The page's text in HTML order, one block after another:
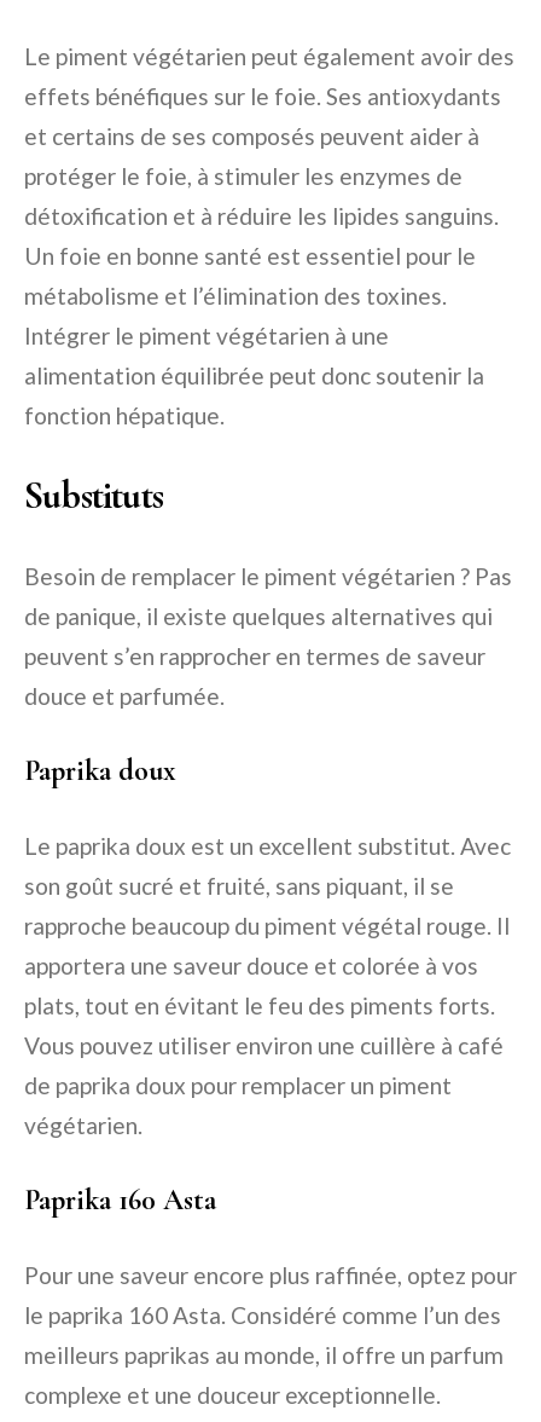
Le piment végétarien peut également avoir des
effets bénéfiques sur le foie. Ses antioxydants
et certains de ses composés peuvent aider à
protéger le foie, à stimuler les enzymes de
détoxification et à réduire les lipides sanguins.
Un foie en bonne santé est essentiel pour le
métabolisme et l’élimination des toxines.
Intégrer le piment végétarien à une
alimentation équilibrée peut donc soutenir la
fonction hépatique.
Substituts
Besoin de remplacer le piment végétarien ? Pas
de panique, il existe quelques alternatives qui
peuvent s’en rapprocher en termes de saveur
douce et parfumée.
Paprika doux
Le paprika doux est un excellent substitut. Avec
son goût sucré et fruité, sans piquant, il se
rapproche beaucoup du piment végétal rouge. Il
apportera une saveur douce et colorée à vos
plats, tout en évitant le feu des piments forts.
Vous pouvez utiliser environ une cuillère à café
de paprika doux pour remplacer un piment
végétarien.
Paprika 160 Asta
Pour une saveur encore plus raffinée, optez pour
le paprika 160 Asta. Considéré comme l’un des
meilleurs paprikas au monde, il offre un parfum
complexe et une douceur exceptionnelle.